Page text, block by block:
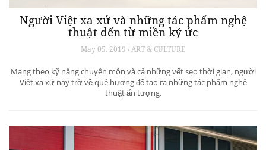
Người Việt xa xứ và những tác phẩm nghệ
thuật đến từ miền ký ức
May 05, 2019 / ART & CULTURE
Mang theo kỹ năng chuyên môn và cả những vết sẹo thời gian, người
Việt xa xứ nay trở về quê hương để tạo ra những tác phẩm nghệ
thuật ấn tượng.